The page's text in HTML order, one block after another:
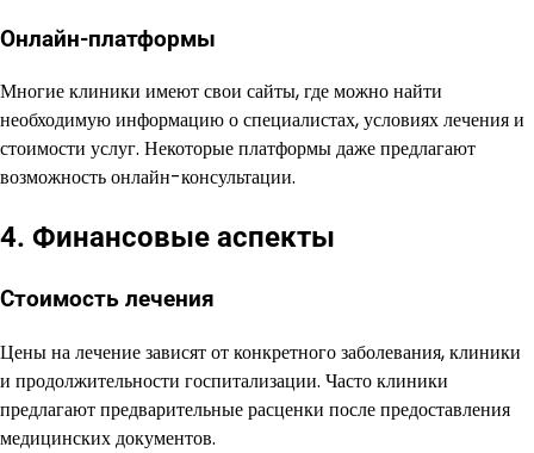
Онлайн-платформы
Многие клиники имеют свои сайты, где можно найти
необходимую информацию о специалистах, условиях лечения и
стоимости услуг. Некоторые платформы даже предлагают
возможность онлайн-консультации.
4. Финансовые аспекты
Стоимость лечения
Цены на лечение зависят от конкретного заболевания, клиники
и продолжительности госпитализации. Часто клиники
предлагают предварительные расценки после предоставления
медицинских документов.